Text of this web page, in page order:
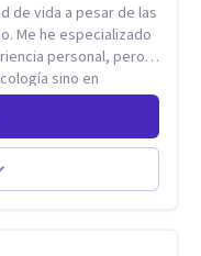
de vida a pesar de las
Me he especializado
personal, pero
sino en
en: depresión,
el plan correcto y
puede observar
profesional
dificultades sino las